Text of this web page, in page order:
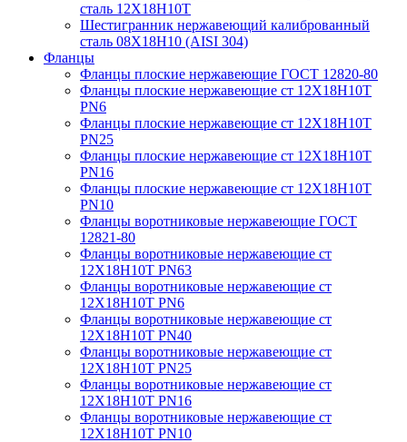
сталь 12Х18Н10Т
Шестигранник нержавеющий калиброванный
сталь 08Х18Н10 (AISI 304)
Фланцы
Фланцы плоские нержавеющие ГОСТ 12820-80
Фланцы плоские нержавеющие ст 12Х18Н10Т
PN6
Фланцы плоские нержавеющие ст 12Х18Н10Т
PN25
Фланцы плоские нержавеющие ст 12Х18Н10Т
PN16
Фланцы плоские нержавеющие ст 12Х18Н10Т
PN10
Фланцы воротниковые нержавеющие ГОСТ
12821-80
Фланцы воротниковые нержавеющие ст
12Х18Н10Т PN63
Фланцы воротниковые нержавеющие ст
12Х18Н10Т PN6
Фланцы воротниковые нержавеющие ст
12Х18Н10Т PN40
Фланцы воротниковые нержавеющие ст
12Х18Н10Т PN25
Фланцы воротниковые нержавеющие ст
12Х18Н10Т PN16
Фланцы воротниковые нержавеющие ст
12Х18Н10Т PN10